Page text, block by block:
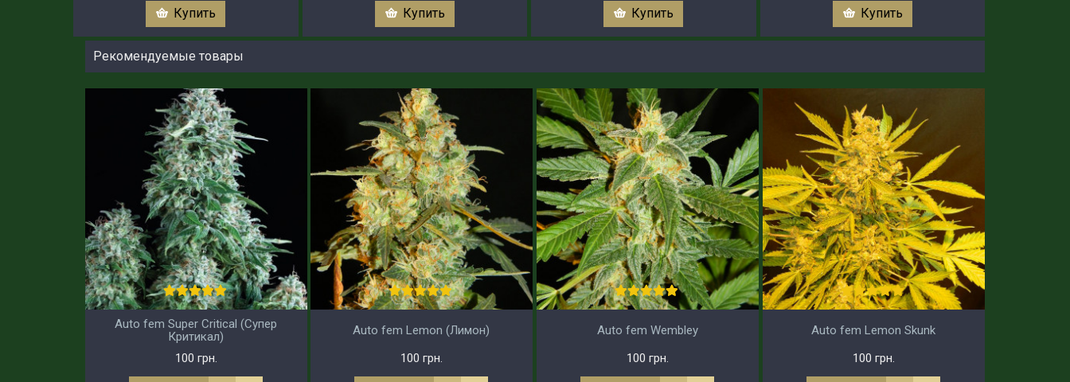
Купить Купить Купить Купить
Рекомендуемые товары
Auto fem Super Critical (Супер
Критикал)
100 грн.
Auto fem Lemon (Лимон)
100 грн.
Auto fem Wembley
100 грн.
Auto fem Lemon Skunk
100 грн.